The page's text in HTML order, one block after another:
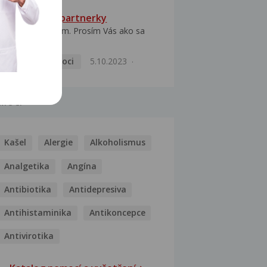
HPV typ 52 u partnerky
Dobrý deň prajem. Prosím Vás ako sa
Pohlavní nemoci
5.10.2023
Kašel Alergie Alkoholismus
Analgetika Angína
Antibiotika Antidepresiva
Antihistaminika Antikoncepce
Antivirotika